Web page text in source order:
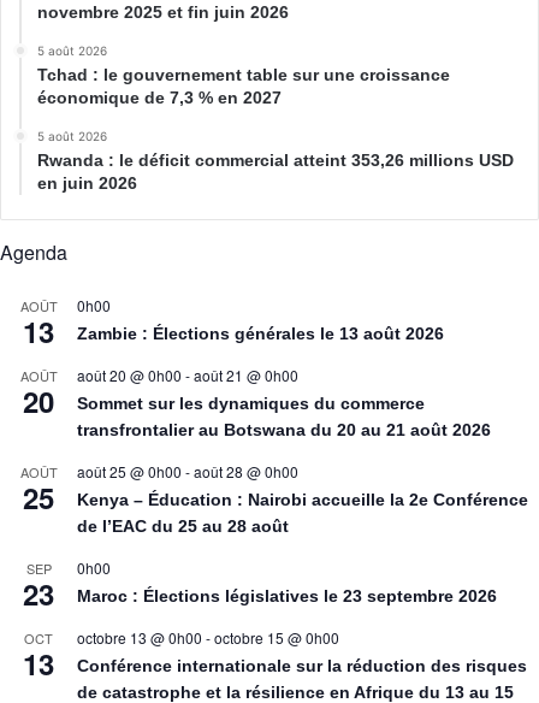
novembre 2025 et fin juin 2026
5 août 2026
Tchad : le gouvernement table sur une croissance
économique de 7,3 % en 2027
5 août 2026
Rwanda : le déficit commercial atteint 353,26 millions USD
en juin 2026
Agenda
AOÛT
13
0h00
Zambie : Élections générales le 13 août 2026
AOÛT
20
août 20 @ 0h00 -août 21 @ 0h00
Sommet sur les dynamiques du commerce
transfrontalier au Botswana du 20 au 21 août 2026
AOÛT
25
août 25 @ 0h00 -août 28 @ 0h00
Kenya – Éducation : Nairobi accueille la 2e Conférence
de l’EAC du 25 au 28 août
SEP
23
0h00
Maroc : Élections législatives le 23 septembre 2026
OCT
13
octobre 13 @ 0h00 -octobre 15 @ 0h00
Conférence internationale sur la réduction des risques
de catastrophe et la résilience en Afrique du 13 au 15